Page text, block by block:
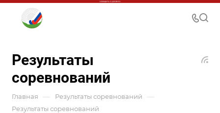
Результаты
соревнований
Главная — Результаты соревнований —
Результаты соревнований